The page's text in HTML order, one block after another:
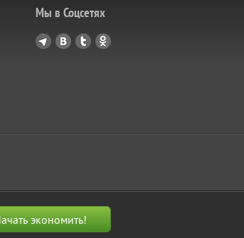
Мы в Соцсетях